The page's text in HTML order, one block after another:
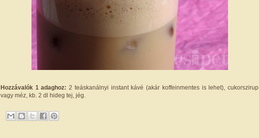
Hozzávalók 1 adaghoz: 2 teáskanálnyi instant kávé (akár koffeinmentes is lehet), cukorszirup
vagy méz, kb. 2 dl hideg tej, jég.